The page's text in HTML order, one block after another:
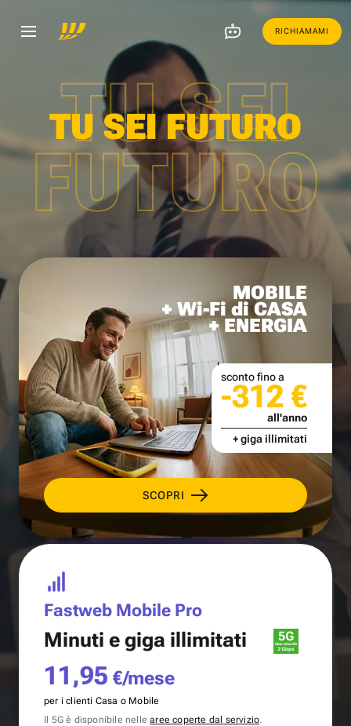
RICHIAMAMI
TU SEI
FUTURO
TU SEI FUTURO
MOBILE
+ Wi-Fi di CASA
+ ENERGIA
SCOPRI
sconto fino a
-312 €
all'anno
+ giga illimitati
Fastweb Mobile Pro
Minuti e giga illimitati
11,95 €/mese
per i clienti Casa o Mobile
Il 5G è disponibile nellearee coperte dal servizio.